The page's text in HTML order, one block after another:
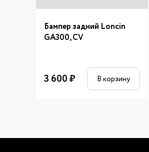
Бампер задний Loncin
GA300, CV
3 600₽ В корзину